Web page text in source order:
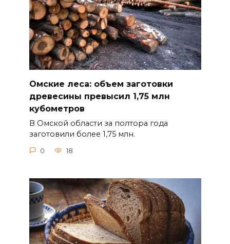
Омские леса: объем заготовки
древесины превысил 1,75 млн
кубометров
В Омской области за полтора года
заготовили более 1,75 млн.
0 18